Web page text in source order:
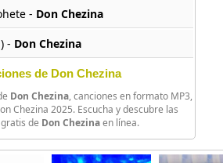
- Don Chezina
- Don Chezina
de Don Chezina
Don Chezina, canciones en formato MP3,
Chezina 2025. Escucha y descubre las
de Don Chezinaen línea.